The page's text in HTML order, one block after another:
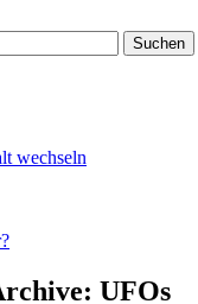
wechseln
UFOs